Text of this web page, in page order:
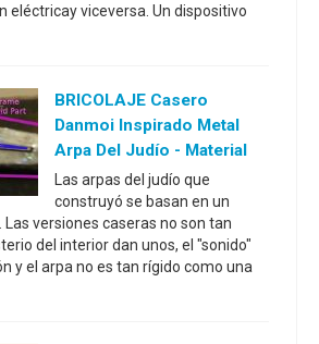
eléctricay viceversa. Un dispositivo
BRICOLAJE Casero
Danmoi Inspirado Metal
Arpa Del Judío - Material
Las arpas del judío que
construyó se basan en un
versiones caseras no son tan
del interior dan unos, el "sonido"
y el arpa no es tan rígido como una